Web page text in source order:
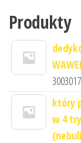
Produkty
który
w 4